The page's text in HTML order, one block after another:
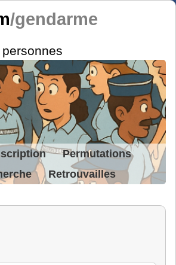
/gendarme
Permutations
Retrouvailles